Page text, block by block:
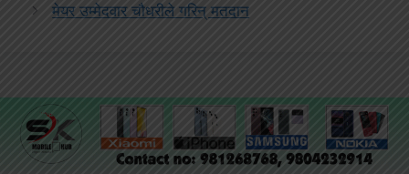
मेयर उम्मेदवार चौधरीले गरिन् मतदान